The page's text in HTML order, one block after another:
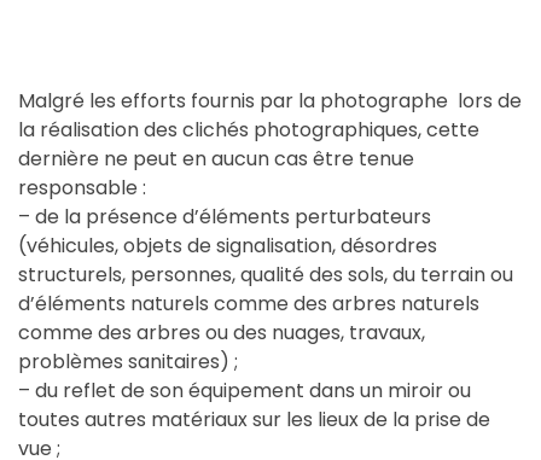
Malgré les efforts fournis par la photographe lors de
la réalisation des clichés photographiques, cette
dernière ne peut en aucun cas être tenue
responsable :
– de la présence d’éléments perturbateurs
(véhicules, objets de signalisation, désordres
structurels, personnes, qualité des sols, du terrain ou
d’éléments naturels comme des arbres naturels
comme des arbres ou des nuages, travaux,
problèmes sanitaires) ;
– du reflet de son équipement dans un miroir ou
toutes autres matériaux sur les lieux de la prise de
vue ;